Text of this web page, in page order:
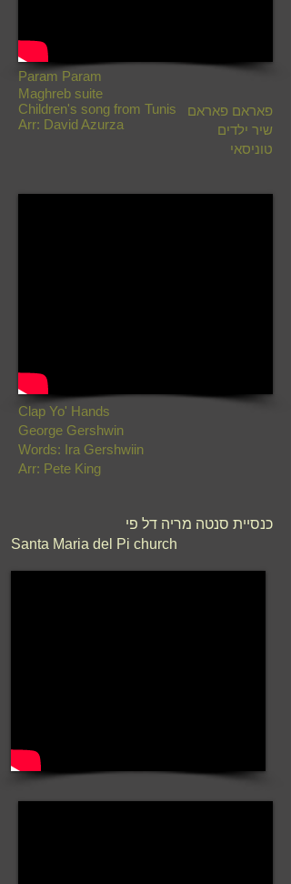
Param Param
Maghreb suite
Children's song from Tunis
Arr: David Azurza
פאראם פאראם
שיר ילדים
טוניסאי
Clap Yo' Hands
George Gershwin
Words: Ira Gershwiin
Arr: Pete King
כנסיית סנטה מריה דל פי
Santa Maria del Pi church